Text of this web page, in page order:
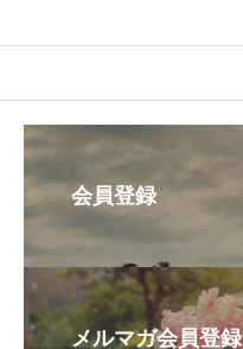
会員登録
メルマガ会員登録